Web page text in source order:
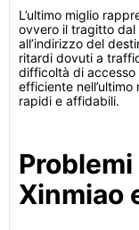
L’ultimo miglio
ovvero il tragitto dal
all’indirizzo del
ritardi dovuti a
difficoltà di accesso
efficiente
rapidi e affidabili.
Xinmiao